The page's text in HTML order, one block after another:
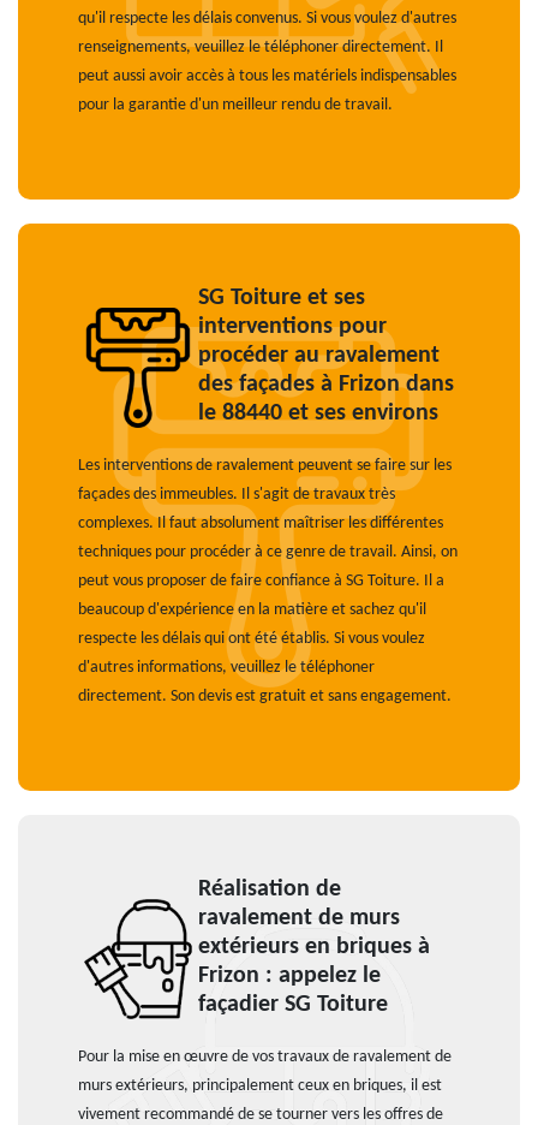
qu'il respecte les délais convenus. Si vous voulez d'autres
renseignements, veuillez le téléphoner directement. Il
peut aussi avoir accès à tous les matériels indispensables
pour la garantie d'un meilleur rendu de travail.
SG Toiture et ses
interventions pour
procéder au ravalement
des façades à Frizon dans
le 88440 et ses environs
Les interventions de ravalement peuvent se faire sur les
façades des immeubles. Il s'agit de travaux très
complexes. Il faut absolument maîtriser les différentes
techniques pour procéder à ce genre de travail. Ainsi, on
peut vous proposer de faire confiance à SG Toiture. Il a
beaucoup d'expérience en la matière et sachez qu'il
respecte les délais qui ont été établis. Si vous voulez
d'autres informations, veuillez le téléphoner
directement. Son devis est gratuit et sans engagement.
Réalisation de
ravalement de murs
extérieurs en briques à
Frizon : appelez le
façadier SG Toiture
Pour la mise en œuvre de vos travaux de ravalement de
murs extérieurs, principalement ceux en briques, il est
vivement recommandé de se tourner vers les offres de